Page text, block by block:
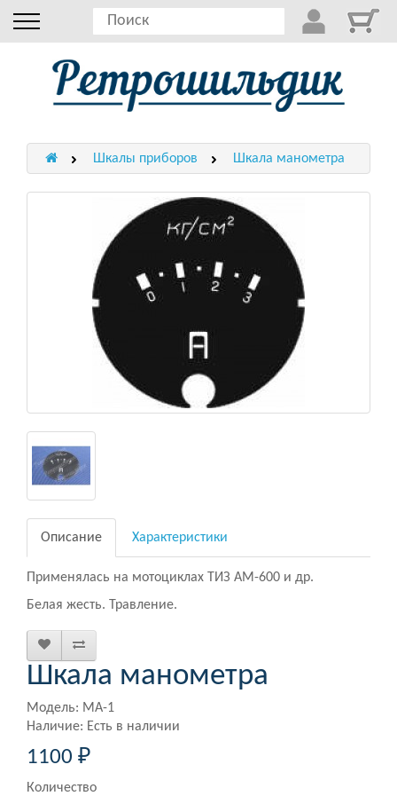
Шкалы приборов Шкала манометра
Описание Характеристики
Применялась на мотоциклах ТИЗ АМ-600 и др.
Белая жесть. Травление.
Шкала манометра
Модель: МА-1
Наличие: Есть в наличии
1100 ₽
Количество